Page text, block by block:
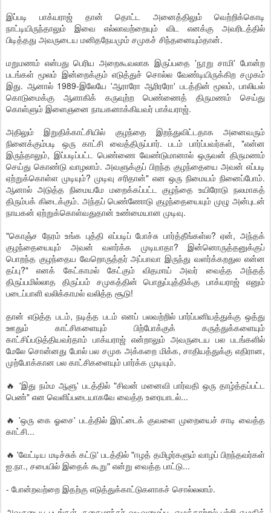
இப்படி பாக்யராஜ் தான் தொட்ட அனைத்திலும் வெற்றிக்கொடி
நாட்டியிருந்தாலும் இவை எல்லாவற்றையும் விட எனக்கு அவரிடத்தில்
பிடித்தது அவருடைய மனிதநேயமும் சமுகச் சிந்தனையும்தான்.
மறுமணம் என்பது பெரிய அறைகூவலாக இருப்பதை 'நூறு சாமி' போன்ற
படங்கள் மூலம் இன்றைக்கும் எடுத்துச் சொல்ல வேண்டியிருக்கிற சமுகம்
இது. ஆனால் 1989-இலேயே 'ஆராரோ ஆரிரரோ' படத்தின் மூலம், பாலியல்
கொடுமைக்கு ஆளாகிக் கருவுற்ற பெண்ணைத் திருமணம் செய்து
கொள்ளும் இளைஞனை நாயகனாக்கியவர் பாக்யராஜ்.
அதிலும் இறுதிக்காட்சியில் குழந்தை இறந்துவிட்டதாக அனைவரும்
நினைக்கும்படி ஒரு காட்சி வைத்திருப்பார். படம் பார்ப்பவர்கள், "என்ன
இருந்தாலும், இப்படிப்பட்ட பெண்ணை வேண்டுமானால் ஒருவன் திருமணம்
செய்து கொண்டு வாழலாம். அவளுக்குப் பிறந்த குழந்தையை அவன் எப்படி
ஏற்றுக்கொள்ள முடியும்? முடிவு சரிதான்" என ஒரு நிமையம் நினைப்போம்.
ஆனால் அடுத்த நிமையமே மறைக்கப்பட்ட குழந்தை உயிரோடு நலமாகத்
திரும்பக் கிடைக்கும். அந்தப் பெண்ணோடு குழந்தையையும் முழு அன்புடன்
நாயகன் ஏற்றுக்கொள்வதுதான் உண்மையான முடிவு.
"கொஞ்ச நேரம் உங்க புத்தி எப்படிப் போச்சு பார்த்தீங்கள்ல? ஏன், அந்தக்
குழந்தையையும் அவன் வளர்க்க முடியாதா? இன்னொருத்தனுக்குப்
பொறந்த குழந்தைய வேறொருத்தர் அப்பாவா இருந்து வளர்க்கறதுல என்ன
தப்பு?" எனக் கேட்காமல் கேட்கும் விதமாய் அவர் வைத்த அந்தத்
திருப்பமில்லாத திருப்பம் சமுகத்தின் பொதுப்புத்திக்கு பாக்யராஜ் எனும்
படைப்பாளி வலிக்காமல் வலித்த சூடு!
தான் எடுத்த படம், நடித்த படம் எனப் பலவற்றில் பார்ப்பனியத்துக்கு ஒத்து
ஊதும் காட்சிகளையும் பிற்போக்குக் கருத்துக்களையும்
காட்சிப்படுத்தியவர்தாம் பாக்யராஜ் என்றாலும் அவருடைய பல படங்களில்
மேலே சொன்னது போல் பல சமுக அக்கறை மிக்க, சாதியத்துக்கு எதிரான,
முற்போக்கான பல காட்சிகளையும் பார்க்க முடியும்.
🔥 'இது நம்ம ஆளு' படத்தில் "சிவன் மனைவி பார்வதி ஒரு தாழ்த்தப்பட்ட
பெண்" என வெளிப்படையாகவே வைத்த உரையாடல்...
🔥 'ஒரு கை ஓசை' படத்தில் இரட்டைக் குவளை முறையைச் சாடி வைத்த
காட்சி...
🔥 'வேட்டிய மடிச்சுக் கட்டு' படத்தில் "ஈழத் தமிழர்களும் வாழப் பிறந்தவர்கள்
ஐ.நா., சபையில் இதைக் கூறு" என்று வைத்த பாட்டு...
- போன்றவற்றை இதற்கு எடுத்துக்காட்டுகளாகச் சொல்லலாம்.